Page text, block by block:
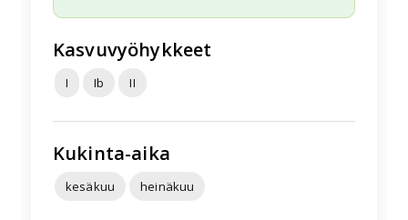
Kasvuvyöhykkeet
I Ib II
Kukinta-aika
kesäkuu heinäkuu